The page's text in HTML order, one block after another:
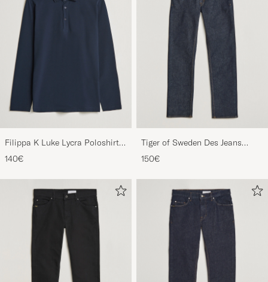
Filippa K Luke Lycra Poloshirt
Navy
140€
Tiger of Sweden Des Jeans
Ripen Blue
150€